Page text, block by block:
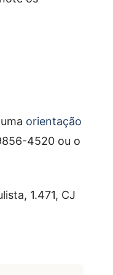
orientação
4520 ou o
1.471, CJ